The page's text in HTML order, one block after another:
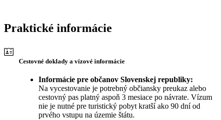
Praktické informácie
Cestovné doklady a vízové informácie
Informácie pre občanov Slovenskej republiky:
Na vycestovanie je potrebný občiansky preukaz alebo
cestovný pas platný aspoň 3 mesiace po návrate. Vízum
nie je nutné pre turistický pobyt kratší ako 90 dní od
prvého vstupu na územie štátu.